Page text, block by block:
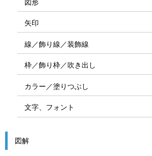
矢印
線／飾り線／装飾線
枠／飾り枠／吹き出し
カラー／塗りつぶし
文字、フォント
図解